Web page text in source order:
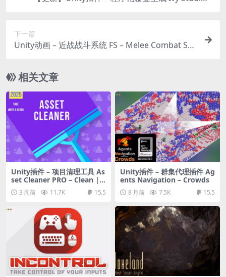
下一篇
Unity动画 – 近战战斗系统 FS – Melee Combat Sys
相关文章
Unity插件 – 项目清理工具 As
set Cleaner PRO – Clean | F
ind References
3 周前 11.7K 15.5
Unity插件 – 群集代理插件 Ag
ents Navigation – Crowds
8 月前 7.5K 15.5